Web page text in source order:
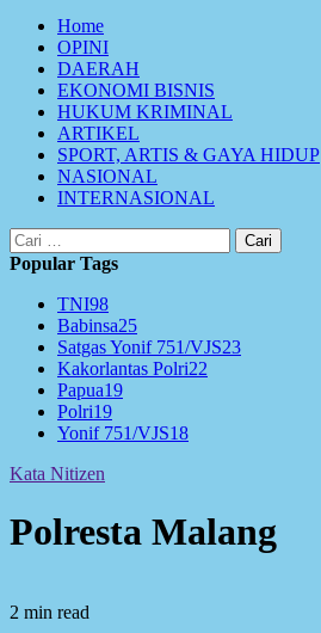
Primary
Menu
Home
OPINI
DAERAH
EKONOMI BISNIS
HUKUM KRIMINAL
ARTIKEL
SPORT, ARTIS & GAYA HIDUP
NASIONAL
INTERNASIONAL
Cari
untuk:
Popular Tags
TNI98
Babinsa25
Satgas Yonif 751/VJS23
Kakorlantas Polri22
Papua19
Polri19
Yonif 751/VJS18
Kata Nitizen
Polresta Malang
2 min read